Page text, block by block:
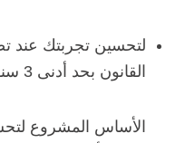
لتحسين تجربتك عند
القانون بحد أدنى 3 سنوات.
الأساس المشروع